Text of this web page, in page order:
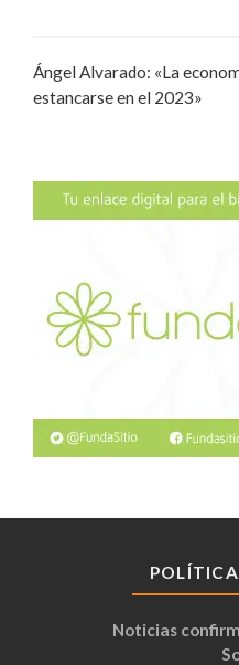
Ángel Alvarado: «La
estancarse en el 2023»
Noticias